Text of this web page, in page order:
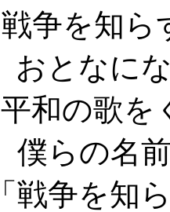
戦争を知ら
おとなに
平和の歌を
僕らの名
「戦争を知